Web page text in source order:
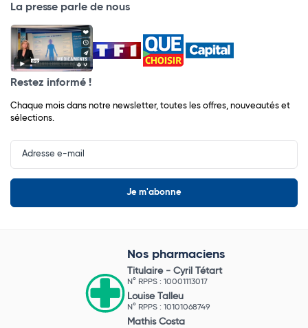
La presse parle de nous
Restez informé !
Chaque mois dans notre newsletter, toutes les offres, nouveautés et
sélections.
Input
Newsletter
Nos pharmaciens
Titulaire - Cyril Tétart
N° RPPS : 10001113017
Louise Talleu
N° RPPS : 10101068749
Mathis Costa